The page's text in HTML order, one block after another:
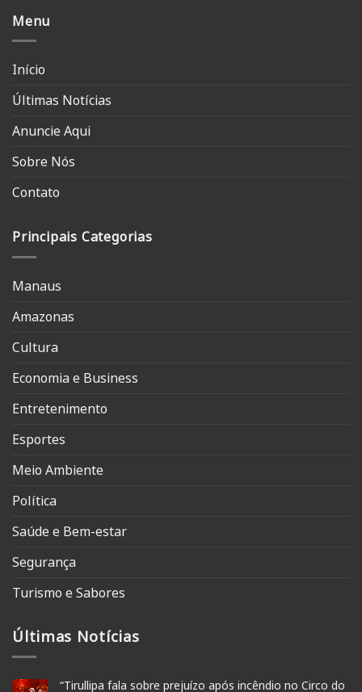
Menu
Início
Últimas Notícias
Anuncie Aqui
Sobre Nós
Contato
Principais Categorias
Manaus
Amazonas
Cultura
Economia e Business
Entretenimento
Esportes
Meio Ambiente
Política
Saúde e Bem-estar
Segurança
Turismo e Sabores
Últimas Notícias
“Tirullipa fala sobre prejuízo após incêndio no Circo do